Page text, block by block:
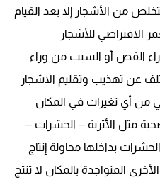
من الأشجار إلا بعد القيام
الافتراضي للأشجار
القص أو السبب من وراء
عن تهذيب وتقليم الاشجار
من أي تغيرات في المكان
مثل الأتربة – الحشرات –
بداخلها محاولة إنتاج
المتواجدة بالمكان لا تنتج